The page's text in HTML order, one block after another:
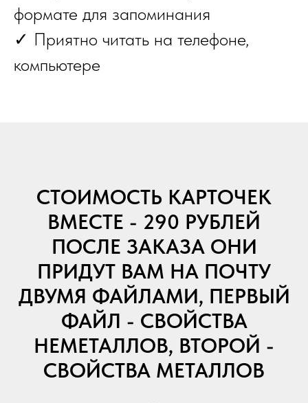
формате для запоминания
✓ Приятно читать на телефоне,
компьютере
СТОИМОСТЬ КАРТОЧЕК
ВМЕСТЕ - 290 РУБЛЕЙ
ПОСЛЕ ЗАКАЗА ОНИ
ПРИДУТ ВАМ НА ПОЧТУ
ДВУМЯ ФАЙЛАМИ, ПЕРВЫЙ
ФАЙЛ - СВОЙСТВА
НЕМЕТАЛЛОВ, ВТОРОЙ -
СВОЙСТВА МЕТАЛЛОВ
Пользовательское
соглашение
конфиденциальности
Контакты: